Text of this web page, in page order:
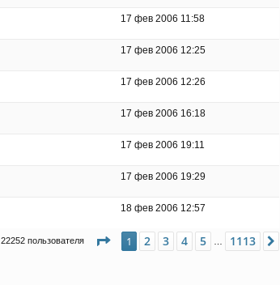
17 фев 2006 11:58
17 фев 2006 12:25
17 фев 2006 12:26
17 фев 2006 16:18
17 фев 2006 19:11
17 фев 2006 19:29
18 фев 2006 12:57
22252 пользователя Страница из 1113
1 2 3 4 5 1113